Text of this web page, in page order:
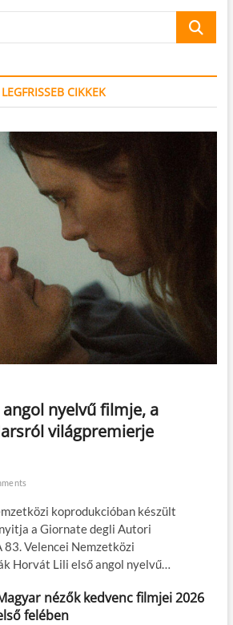
keresés
LEGFRISSEB CIKKEK
nyelvű filmje, a
világpremierje
koprodukcióban készült
a Giornate degli Autori
Velencei Nemzetközi
Horvát Lili első angol nyelvű…
nézők kedvenc filmjei 2026
felében